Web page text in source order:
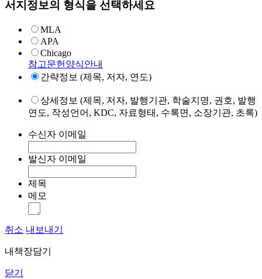
서지정보의 형식을 선택하세요
MLA
APA
Chicago
참고문헌양식안내
간략정보 (제목, 저자, 연도)
상세정보 (제목, 저자, 발행기관, 학술지명, 권호, 발행
연도, 작성언어, KDC, 자료형태, 수록면, 소장기관, 초록)
수신자 이메일
발신자 이메일
제목
메모
취소 내보내기
내책장담기
닫기